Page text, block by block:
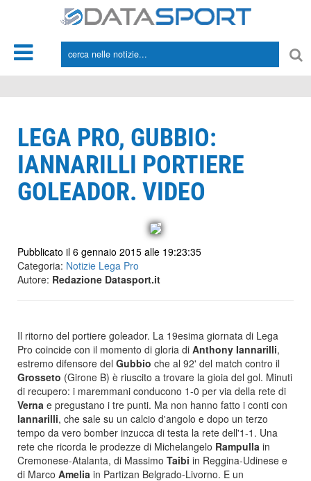
LEGA PRO, GUBBIO:
IANNARILLI PORTIERE
GOLEADOR. VIDEO
Pubblicato il 6 gennaio 2015 alle 19:23:35
Categoria: Notizie Lega Pro
Autore: Redazione Datasport.it
Il ritorno del portiere goleador. La 19esima giornata di Lega
Pro coincide con il momento di gloria di Anthony Iannarilli,
estremo difensore del Gubbio che al 92' del match contro il
Grosseto (Girone B) è riuscito a trovare la gioia del gol. Minuti
di recupero: i maremmani conducono 1-0 per via della rete di
Verna e pregustano i tre punti. Ma non hanno fatto i conti con
Iannarilli, che sale su un calcio d'angolo e dopo un terzo
tempo da vero bomber inzucca di testa la rete dell'1-1. Una
rete che ricorda le prodezze di Michelangelo Rampulla in
Cremonese-Atalanta, di Massimo Taibi in Reggina-Udinese e
di Marco Amelia in Partizan Belgrado-Livorno. E un